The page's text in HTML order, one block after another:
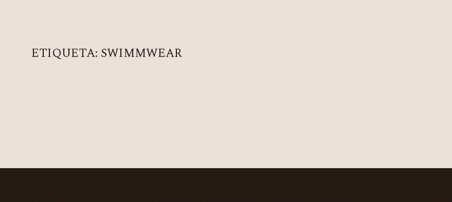
ETIQUETA: SWIMMWEAR